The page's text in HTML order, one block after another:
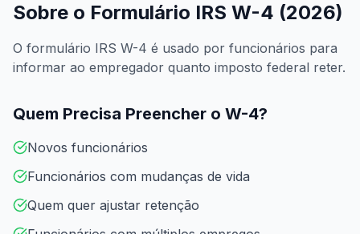
Sobre o Formulário IRS W-4 (2026)
O formulário IRS W-4 é usado por funcionários para
informar ao empregador quanto imposto federal reter.
Quem Precisa Preencher o W-4?
Novos funcionários
Funcionários com mudanças de vida
Quem quer ajustar retenção